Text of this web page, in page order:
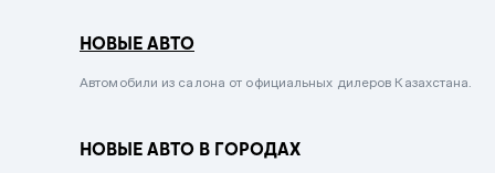
Сиреневый металлик
Вишневый
НОВЫЕ АВТО
Автомобили из салона от официальных дилеров Казахстана.
НОВЫЕ АВТО В ГОРОДАХ